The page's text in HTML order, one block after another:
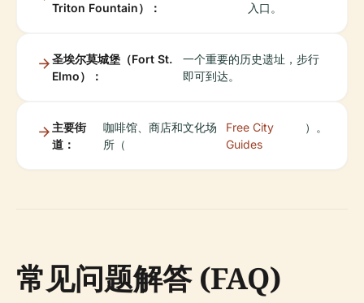
Triton Fountain）：
入口。
圣埃尔莫城堡（Fort St.
Elmo）：
一个重要的历史遗址，步行
即可到达。
主要街
道：
咖啡馆、商店和文化场
所（
Free City
Guides
）。
常见问题解答 (FAQ)